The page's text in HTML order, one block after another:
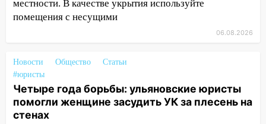
автоподставщиков
В Инзе произошел крупный пожар
мужчины, которого необоснованно
обвиняли в жестоком обращении с
животными
12:28
Миллион на «льготниках»: в
местности. В качестве укрытия используйте
помещения с несущими
06.08.2026
Новости Общество
Статьи
#юристы
Четыре года борьбы: ульяновские юристы
помогли женщине засудить УК за плесень на
стенах